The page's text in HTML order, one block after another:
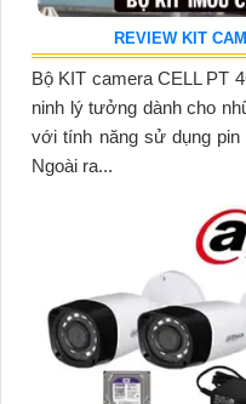
REVIEW KIT
Bộ KIT camera CELL PT
ninh lý tưởng dành cho
với tính năng sử dụng
Ngoài ra...